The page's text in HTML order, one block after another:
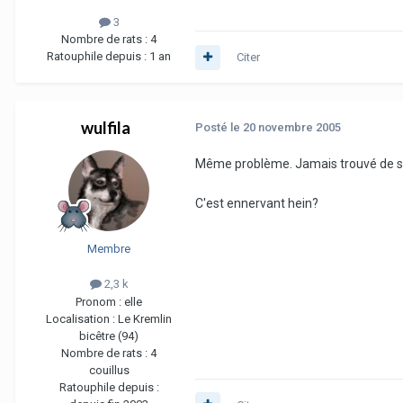
3
Nombre de rats : 4
Ratouphile depuis : 1 an Citer
wulfila
Membre
2,3 k
Pronom : elle
Localisation : Le Kremlin
bicêtre (94)
Nombre de rats : 4
couillus
Ratouphile depuis :
Posté le 20 novembre 2005
Même problème. Jamais trouvé de
C'est ennervant hein?